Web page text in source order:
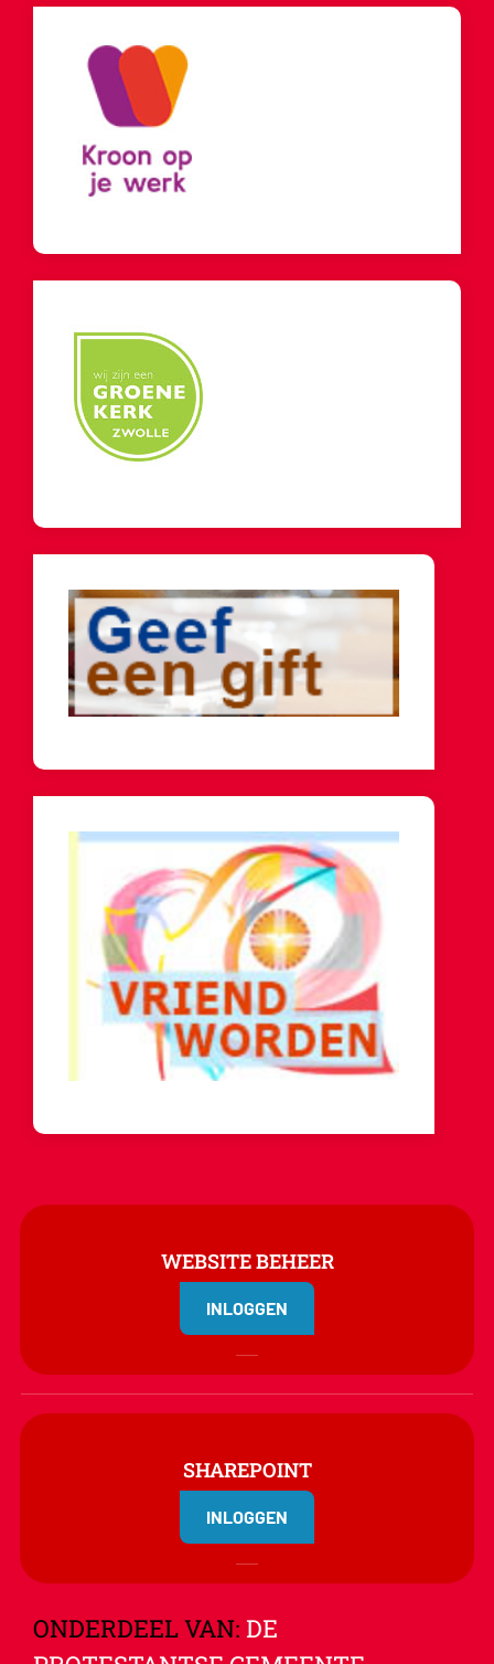
WEBSITE BEHEER
INLOGGEN
SHAREPOINT
INLOGGEN
ONDERDEEL VAN: DE